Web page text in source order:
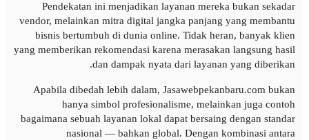
Pendekatan ini menjadikan layanan mereka bukan sekadar
vendor, melainkan mitra digital jangka panjang yang membantu
bisnis bertumbuh di dunia online. Tidak heran, banyak klien
yang memberikan rekomendasi karena merasakan langsung hasil
dan dampak nyata dari layanan yang diberikan.
Apabila dibedah lebih dalam, Jasawebpekanbaru.com bukan
hanya simbol profesionalisme, melainkan juga contoh
bagaimana sebuah layanan lokal dapat bersaing dengan standar
nasional — bahkan global. Dengan kombinasi antara